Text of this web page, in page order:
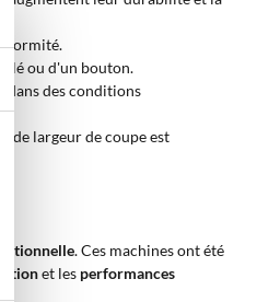
clé ou d'un bouton.
dans des conditions
largeur de coupe est
. Ces machines ont été
et les performances